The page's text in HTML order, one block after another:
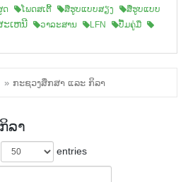
ດ ໂພດສເຕີ້ ສືຮູບແບບສຽງ
ສື່ຮູບແບບ
ະເຫນີ ວາລະສານ LFN
ປື້ມຄູ່ມື
ກະຊວງສຶກສາ ແລະ ກິລາ
ລາ
entries